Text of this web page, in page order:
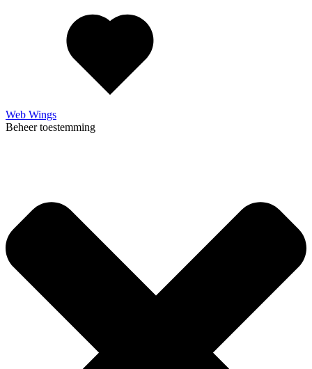
Web Wings
Beheer toestemming